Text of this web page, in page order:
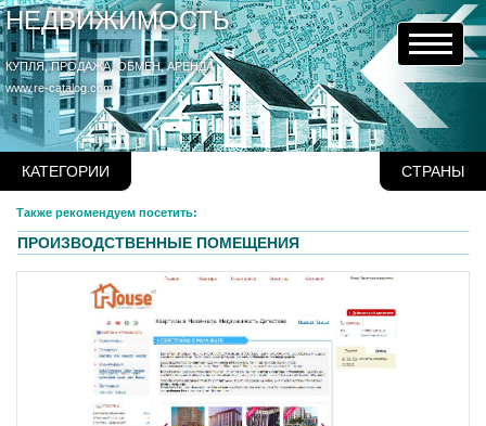
НЕДВИЖИМОСТЬ
КУПЛЯ, ПРОДАЖА, ОБМЕН, АРЕНДА
www.re-catalog.com
КАТЕГОРИИ СТРАНЫ
Также рекомендуем посетить:
ПРОИЗВОДСТВЕННЫЕ ПОМЕЩЕНИЯ